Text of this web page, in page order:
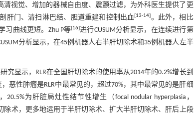
视觉、增加的器械自由度、震颤过滤，为外科医生提供了更
肝门、清扫淋巴结、胆道重建和控制出血[13-14]。此外，相比
习曲线更短。Zhu P等[16]进行CUSUM分析显示，在连续进行第
分析显示，在45例机器人右半肝切除术和35例机器人左半
显示，RLR在全国肝切除术的使用率从2014年的0.2%增长到
恶性肿瘤是RLR中最常见的，超过70%，其中最常见的是肝细
为肝脏局灶性结节性增生（focal nodular hyperplasia，
除术，更多地运用于半肝切除术、扩大半肝切除术、肝后上段